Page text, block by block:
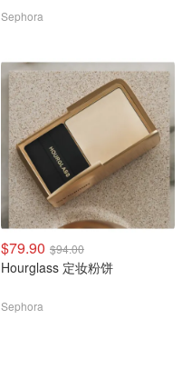
Sephora
$79.90 $94.00
Hourglass 定妆粉饼
Sephora